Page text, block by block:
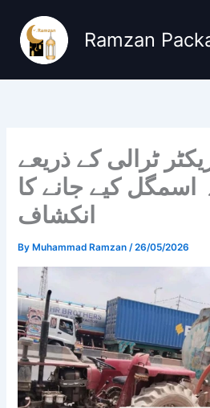
content
Ramzan
ٹرالی کے ذریعے
اسمگل کیے جانے کا
انکشاف
By Muhammad Ramzan/26/05/2026